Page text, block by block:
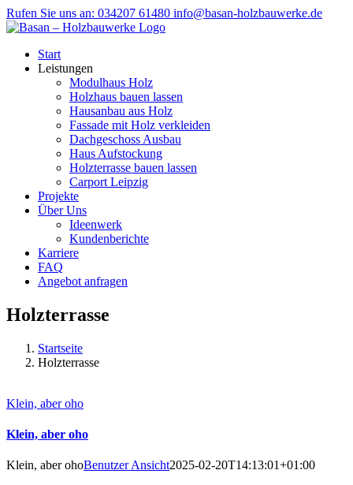
Zum
Inhalt
Rufen Sie uns an: 034207 61480 info@basan-holzbauwerke.de
Start
Leistungen
Modulhaus Holz
Holzhaus bauen lassen
Hausanbau aus Holz
Fassade mit Holz verkleiden
Dachgeschoss Ausbau
Haus Aufstockung
Holzterrasse bauen lassen
Carport Leipzig
Projekte
Über Uns
Ideenwerk
Kundenberichte
Karriere
FAQ
Angebot anfragen
Holzterrasse
Startseite
Holzterrasse
Klein, aber oho
Klein, aber oho
Klein, aber ohoBenutzer Ansicht2025-02-20T14:13:01+01:00